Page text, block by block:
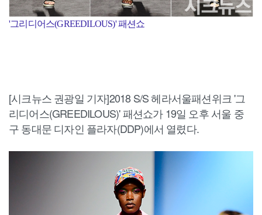
'그리디어스(GREEDILOUS)' 패션쇼
[시크뉴스 권광일 기자]2018 S/S 헤라서울패션위크 '그
리디어스(GREEDILOUS)' 패션쇼가 19일 오후 서울 중
구 동대문 디자인 플라자(DDP)에서 열렸다.